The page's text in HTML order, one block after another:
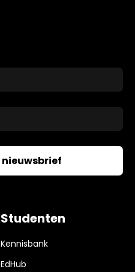
Studenten
Kennisbank
EdHub